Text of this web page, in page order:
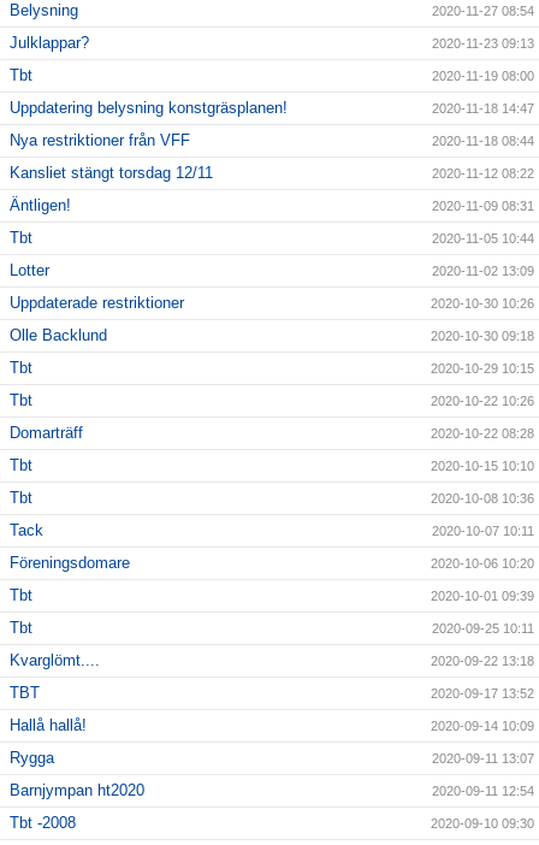
Belysning 2020-11-27 08:54
Julklappar? 2020-11-23 09:13
Tbt 2020-11-19 08:00
Uppdatering belysning konstgräsplanen! 2020-11-18 14:47
Nya restriktioner från VFF 2020-11-18 08:44
Kansliet stängt torsdag 12/11 2020-11-12 08:22
Äntligen! 2020-11-09 08:31
Tbt 2020-11-05 10:44
Lotter 2020-11-02 13:09
Uppdaterade restriktioner 2020-10-30 10:26
Olle Backlund 2020-10-30 09:18
Tbt 2020-10-29 10:15
Tbt 2020-10-22 10:26
Domarträff 2020-10-22 08:28
Tbt 2020-10-15 10:10
Tbt 2020-10-08 10:36
Tack 2020-10-07 10:11
Föreningsdomare 2020-10-06 10:20
Tbt 2020-10-01 09:39
Tbt 2020-09-25 10:11
Kvarglömt.... 2020-09-22 13:18
TBT 2020-09-17 13:52
Hallå hallå! 2020-09-14 10:09
Rygga 2020-09-11 13:07
Barnjympan ht2020 2020-09-11 12:54
Tbt -2008 2020-09-10 09:30